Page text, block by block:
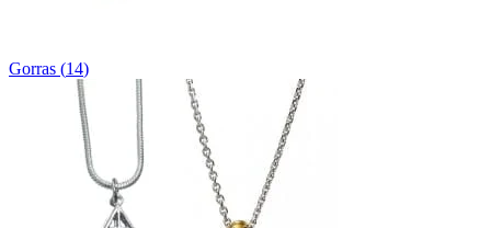
Gorras (14)